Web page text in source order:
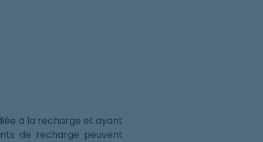
à la recharge et ayant
de recharge peuvent